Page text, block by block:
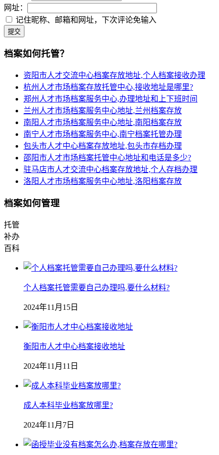
网址：
记住昵称、邮箱和网址，下次评论免输入
提交
档案如何托管？
资阳市人才交流中心档案存放地址,个人档案接收办理
杭州人才市场档案存放托管中心,接收地址是哪里?
郑州人才市场档案服务中心,办理地址和上下班时间
兰州人才市场档案服务中心地址,兰州档案存放
南阳人才市场档案服务中心地址,南阳档案存放
南宁人才市场档案服务中心,南宁档案托管办理
包头市人才中心档案存放地址,包头市存档办理
邵阳市人才市场档案托管中心地址和电话是多少?
驻马店市人才交流中心档案存放地址,个人存档办理
洛阳人才市场档案服务中心地址,洛阳档案存放
档案如何管理
托管
补办
百科
个人档案托管需要自己办理吗,要什么材料?
2024年11月15日
衡阳市人才中心档案接收地址
2024年11月11日
成人本科毕业档案放哪里?
2024年11月7日